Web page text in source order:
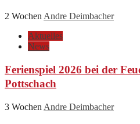
2 Wochen Andre Deimbacher
Aktuelles
News
Ferienspiel 2026 bei der
Pottschach
3 Wochen Andre Deimbacher